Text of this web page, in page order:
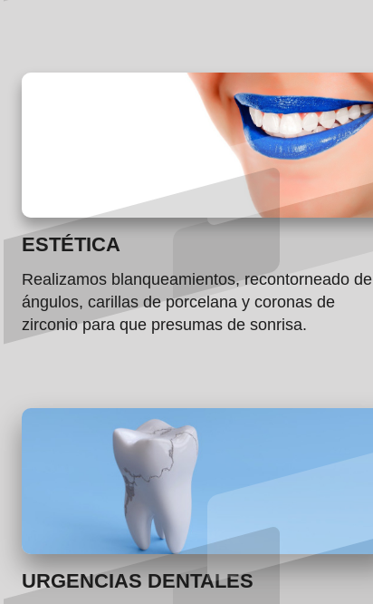
ESTÉTICA
Realizamos blanqueamientos, recontorneado de
ángulos, carillas de porcelana y coronas de
zirconio para que presumas de sonrisa.
URGENCIAS DENTALES